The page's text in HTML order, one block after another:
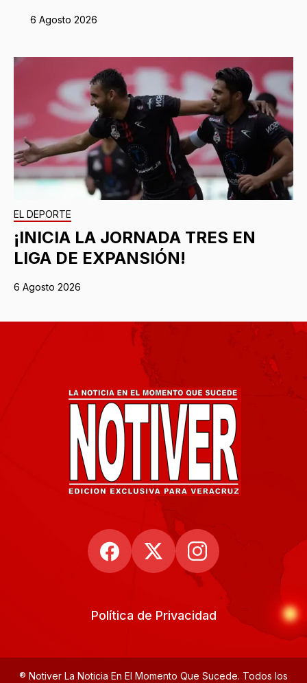
6 Agosto 2026
EL DEPORTE
¡INICIA LA JORNADA TRES EN
LIGA DE EXPANSIÓN!
6 Agosto 2026
Política de Privacidad
® Notiver La Noticia En El Momento Que Sucede. Todos los